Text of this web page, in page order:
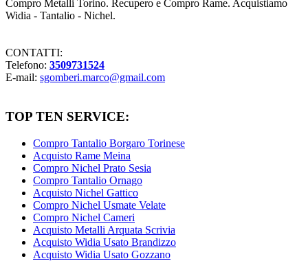
Compro Metalli Torino. Recupero e Compro Rame. Acquistiamo
Widia - Tantalio - Nichel.
CONTATTI:
Telefono: 3509731524
E-mail: sgomberi.marco@gmail.com
TOP TEN SERVICE:
Compro Tantalio Borgaro Torinese
Acquisto Rame Meina
Compro Nichel Prato Sesia
Compro Tantalio Ornago
Acquisto Nichel Gattico
Compro Nichel Usmate Velate
Compro Nichel Cameri
Acquisto Metalli Arquata Scrivia
Acquisto Widia Usato Brandizzo
Acquisto Widia Usato Gozzano